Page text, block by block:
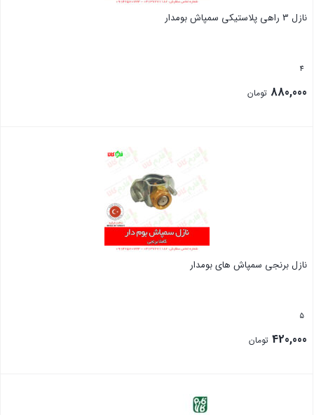
نازل 3 راهی پلاستیکی سمپاش بومدار
4
880,000 تومان
نازل برنجی سمپاش های بومدار
5
420,000 تومان